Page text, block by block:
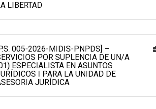
LIBERTAD
005-2026-MIDIS-PNPDS] –
POR SUPLENCIA DE UN/A
ESPECIALISTA EN ASUNTOS
I PARA LA UNIDAD DE
JURÍDICA